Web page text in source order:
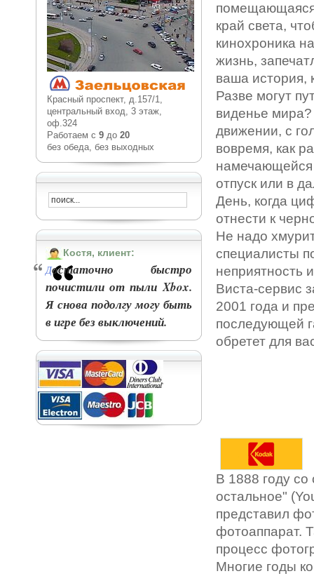
Красный проспект, д.157/1,
центральный вход, 3 этаж,
оф.324
Работаем с 9до 20
без обеда, без выходных
Костя, клиент:
Достаточно быстро
почистили от пыли Xbox.
Я снова подолгу могу быть
в игре без выключений.
помещающаяся
край света,
кинохроника
жизнь,
ваша история,
Разве могут
виденье
движении, с
вовремя, как
намечающейся
отпуск или в
День, когда
отнести к
Не надо
специалисты
неприятность
Виста-сервис
2001 года и
последующей
обретет для
В 1888 году
остальное"
представил
фотоаппарат.
процесс
Многие годы